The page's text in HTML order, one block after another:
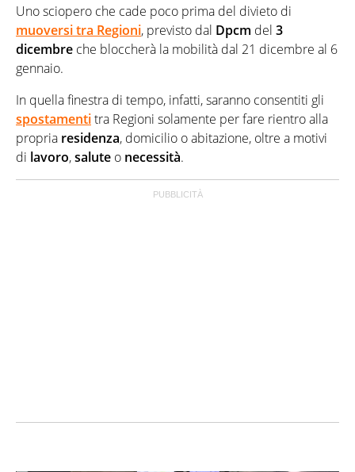
Uno sciopero che cade poco prima del divieto di
muoversi tra Regioni, previsto dal Dpcm del 3
dicembre che bloccherà la mobilità dal 21 dicembre al 6
gennaio.
In quella finestra di tempo, infatti, saranno consentiti gli
spostamentitra Regioni solamente per fare rientro alla
propria residenza, domicilio o abitazione, oltre a motivi
di lavoro,salute o necessità.